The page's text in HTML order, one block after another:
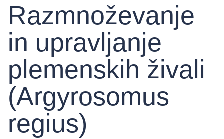
Razmnoževanje
in upravljanje
plemenskih živali
(Argyrosomus
regius)